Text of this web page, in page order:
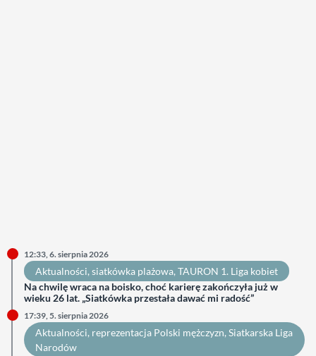
12:33, 6. sierpnia 2026
Aktualności, siatkówka plażowa, TAURON 1. Liga kobiet
Na chwilę wraca na boisko, choć karierę zakończyła już w
wieku 26 lat. „Siatkówka przestała dawać mi radość”
17:39, 5. sierpnia 2026
Aktualności, reprezentacja Polski mężczyzn, Siatkarska Liga
Narodów